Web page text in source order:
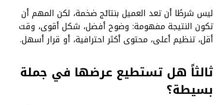
ليس شرطًا أن تعد العميل بنتائج ضخمة، لكن المهم أن
تكون النتيجة مفهومة: وضوح أفضل، شكل أقوى، وقت
أقل، تنظيم أعلى، محتوى أكثر احترافية، أو قرار أسهل.
ثالثاً هل تستطيع عرضها في جملة
بسيطة؟